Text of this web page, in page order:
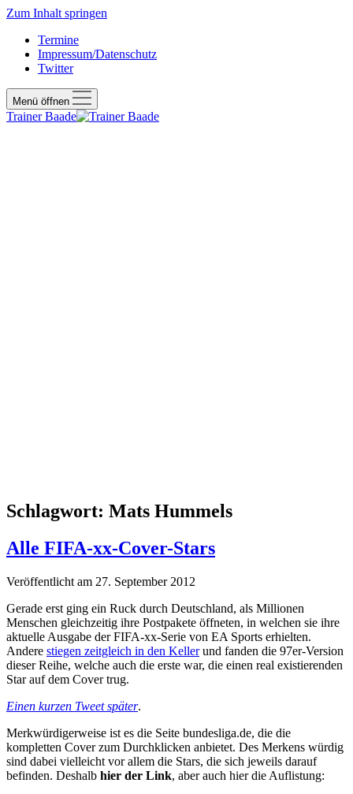
Zum Inhalt springen
Termine
Impressum/Datenschutz
Twitter
Menü öffnen
Trainer Baade
Schlagwort: Mats Hummels
Alle FIFA-xx-Cover-Stars
Veröffentlicht am 27. September 2012
Gerade erst ging ein Ruck durch Deutschland, als Millionen
Menschen gleichzeitig ihre Postpakete öffneten, in welchen sie ihre
aktuelle Ausgabe der FIFA-xx-Serie von EA Sports erhielten.
Andere stiegen zeitgleich in den Kellerund fanden die 97er-Version
dieser Reihe, welche auch die erste war, die einen real existierenden
Star auf dem Cover trug.
Einen kurzen Tweet später.
Merkwürdigerweise ist es die Seite bundesliga.de, die die
kompletten Cover zum Durchklicken anbietet. Des Merkens würdig
sind dabei vielleicht vor allem die Stars, die sich jeweils darauf
befinden. Deshalb hier der Link, aber auch hier die Auflistung: